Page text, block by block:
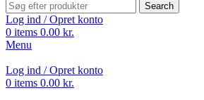
Search
Log ind / Opret konto
0 items 0.00 kr.
Menu
Log ind / Opret konto
0 items 0.00 kr.